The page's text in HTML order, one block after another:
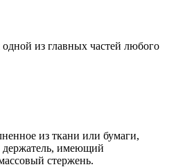
из главных частей любого
из ткани или бумаги,
держатель, имеющий
стержень.